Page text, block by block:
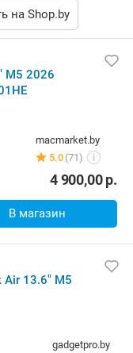
на Shop.by
M5 2026
macmarket.by
5.0 (71) i
4 900,00р.
В магазин
Air 13.6" M5
gadgetpro.by